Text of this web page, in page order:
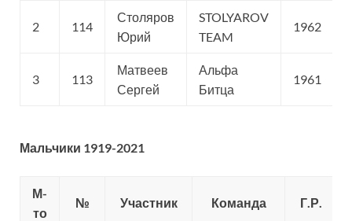
2 114
Столяров
Юрий
STOLYAROV
TEAM
1962
3 113
Матвеев
Сергей
Альфа
Битца
1961
Мальчики 1919-2021
М-
то
№ Участник Команда Г.Р.